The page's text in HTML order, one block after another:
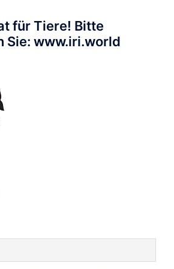
für Tiere! Bitte
Sie: www.iri.world